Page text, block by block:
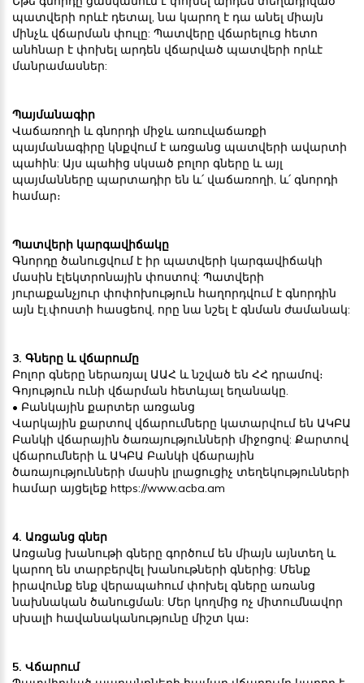
պատվերի որևէ դետալ, նա կարող է դա անել միայն
մինչև վճարման փուլը: Պատվերը վճարելուց հետո
անհնար է փոխել արդեն վճարված պատվերի որևէ
մանրամասներ:
Պայմանագիր
Վաճառողի և գնորդի միջև առուվաճառքի
պայմանագիրը կնքվում է առցանց պատվերի ավարտի
պահին: Այս պահից սկսած բոլոր գները և այլ
պայմանները պարտադիր են և՛ վաճառողի, և՛ գնորդի
համար։
Պատվերի կարգավիճակը
Գնորդը ծանուցվում է իր պատվերի կարգավիճակի
մասին էլեկտրոնային փոստով: Պատվերի
յուրաքանչյուր փոփոխություն հաղորդվում է գնորդին
այն էլ.փոստի հասցեով, որը նա նշել է գնման ժամանակ:
3. Գները և վճարումը
Բոլոր գները ներառյալ ԱԱՀ և նշված են ՀՀ դրամով։
Գոյություն ունի վճարման հետևյալ եղանակը.
• Բանկային քարտեր առցանց
Վարկային քարտով վճարումները կատարվում են ԱԿԲԱ
Բանկի վճարային ծառայությունների միջոցով: Քարտով
վճարումների և ԱԿԲԱ Բանկի վճարային
ծառայությունների մասին լրացուցիչ տեղեկությունների
համար այցելեք https://www.acba.am
4. Առցանց գներ
Առցանց խանութի գները գործում են միայն այնտեղ և
կարող են տարբերվել խանութների գներից: Մենք
իրավունք ենք վերապահում փոխել գները առանց
նախնական ծանուցման: Մեր կողմից ոչ միտումնավոր
սխալի հավանականությունը միշտ կա։
5. Վճարում